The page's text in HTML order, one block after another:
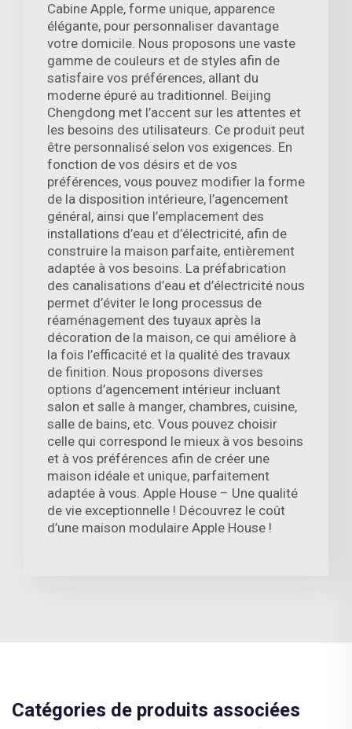
Cabine Apple, forme unique, apparence
élégante, pour personnaliser davantage
votre domicile. Nous proposons une vaste
gamme de couleurs et de styles afin de
satisfaire vos préférences, allant du
moderne épuré au traditionnel. Beijing
Chengdong met l’accent sur les attentes et
les besoins des utilisateurs. Ce produit peut
être personnalisé selon vos exigences. En
fonction de vos désirs et de vos
préférences, vous pouvez modifier la forme
de la disposition intérieure, l’agencement
général, ainsi que l’emplacement des
installations d’eau et d’électricité, afin de
construire la maison parfaite, entièrement
adaptée à vos besoins. La préfabrication
des canalisations d’eau et d’électricité nous
permet d’éviter le long processus de
réaménagement des tuyaux après la
décoration de la maison, ce qui améliore à
la fois l’efficacité et la qualité des travaux
de finition. Nous proposons diverses
options d’agencement intérieur incluant
salon et salle à manger, chambres, cuisine,
salle de bains, etc. Vous pouvez choisir
celle qui correspond le mieux à vos besoins
et à vos préférences afin de créer une
maison idéale et unique, parfaitement
adaptée à vous. Apple House – Une qualité
de vie exceptionnelle ! Découvrez le coût
d’une maison modulaire Apple House !
Catégories de produits associées